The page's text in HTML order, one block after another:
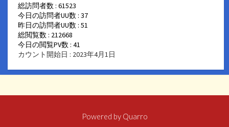
総訪問者数 : 61523
今日の訪問者UU数 : 37
昨日の訪問者UU数 : 51
総閲覧数 : 212668
今日の閲覧PV数 : 41
カウント開始日 : 2023年4月1日
Powered by Quarro